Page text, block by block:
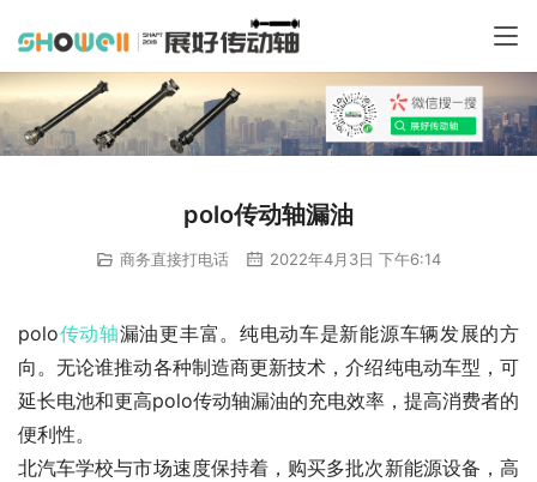
polo传动轴漏油
商务直接打电话 2022年4月3日 下午6:14
polo传动轴漏油更丰富。纯电动车是新能源车辆发展的方
向。无论谁推动各种制造商更新技术，介绍纯电动车型，可
延长电池和更高polo传动轴漏油的充电效率，提高消费者的
便利性。
北汽车学校与市场速度保持着，购买多批次新能源设备，高